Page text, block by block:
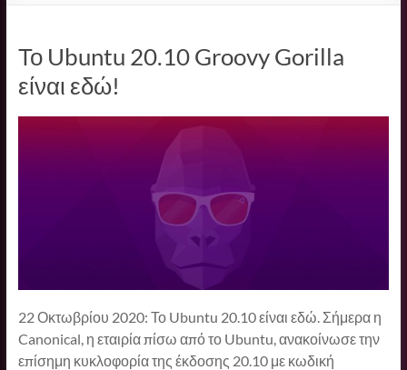
Το Ubuntu 20.10 Groovy Gorilla
είναι εδώ!
22 Οκτωβρίου 2020: Το Ubuntu 20.10 είναι εδώ. Σήμερα η
Canonical, η εταιρία πίσω από το Ubuntu, ανακοίνωσε την
επίσημη κυκλοφορία της έκδοσης 20.10 με κωδική